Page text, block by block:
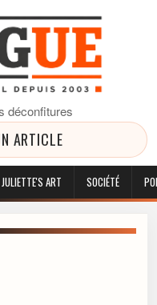
déconfitures
ARTICLE
JULIETTE'S ART SOCIÉTÉ